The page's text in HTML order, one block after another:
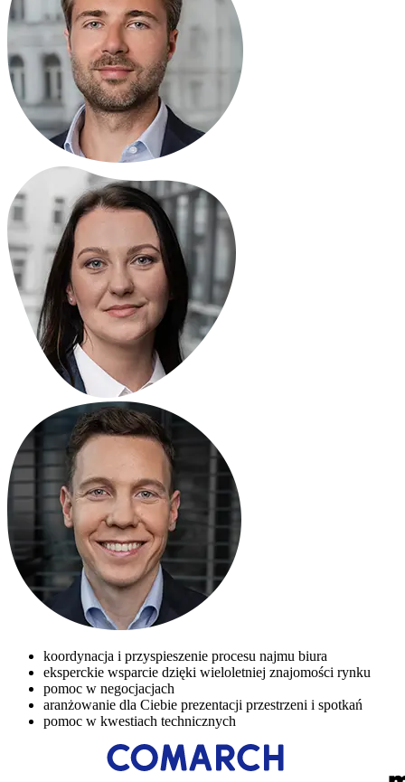
koordynacja i przyspieszenie procesu najmu biura
eksperckie wsparcie dzięki wieloletniej znajomości rynku
pomoc w negocjacjach
aranżowanie dla Ciebie prezentacji przestrzeni i spotkań
pomoc w kwestiach technicznych